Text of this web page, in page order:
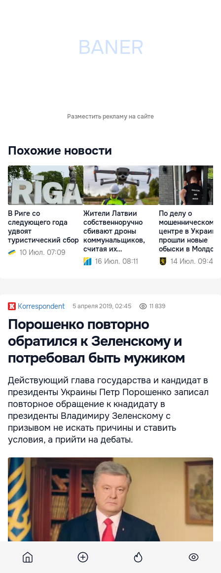
Разместить рекламу на сайте
Похожие новости
В Риге со
следующего года
удвоят
туристический сбор
10 Июл. 07:09
Жители Латвии
собственноручно
сбивают дроны
коммунальщиков,
считая их
шпионскими
16 Июл. 08:11
По делу о
мошенническом
центре в Украине
прошли новые
обыски в
14 Июл. 09:40
Korrespondent 5 апреля 2019, 02:45 11 839
Порошенко повторно
обратился к Зеленскому и
потребовал быть мужиком
Действующий глава государства и кандидат в
президенты Украины Петр Порошенко записал
повторное обращение к кнадидату в
президенты Владимиру Зеленскому с
призывом не искать причины и ставить
условия, а прийти на дебаты.